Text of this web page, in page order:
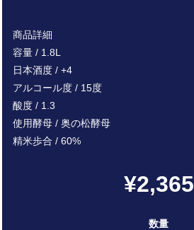
商品詳細
容量 / 1.8L
日本酒度 / +4
アルコール度 / 15度
酸度 / 1.3
使用酵母 / 奥の松酵母
精米歩合 / 60%
¥2,365
数量